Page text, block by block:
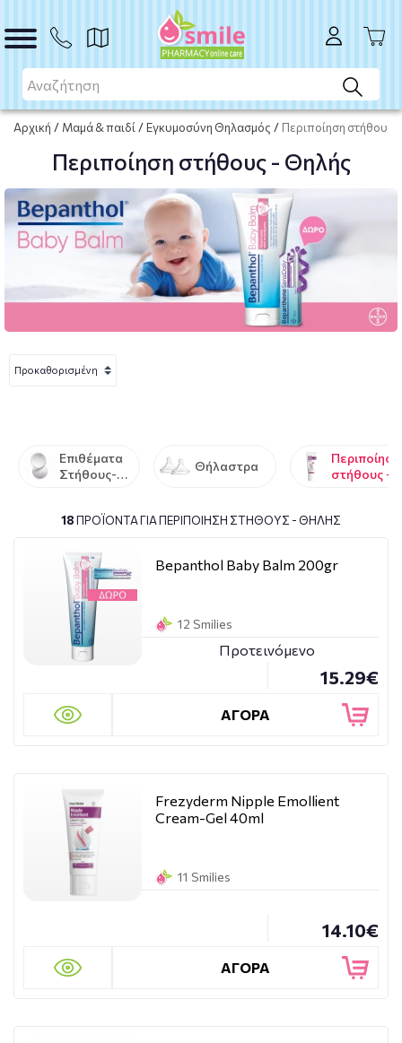
Αρχική / Μαμά & παιδί /Εγκυμοσύνη Θηλασμός / Περιποίηση στήθους
Περιποίηση στήθους - Θηλής
Επιθέματα
Στήθους-
Θήλαστρα
Περιποίηση
στήθους -
18ΠΡΟΪΌΝΤΑ ΓΙΑ ΠΕΡΙΠΟΊΗΣΗ ΣΤΉΘΟΥΣ - ΘΗΛΉΣ
Bepanthol Baby Balm 200gr
12 Smilies
Προτεινόμενο
15.29€
ΑΓΟΡΑ
Frezyderm Nipple Emollient
Cream-Gel 40ml
11 Smilies
14.10€
ΑΓΟΡΑ